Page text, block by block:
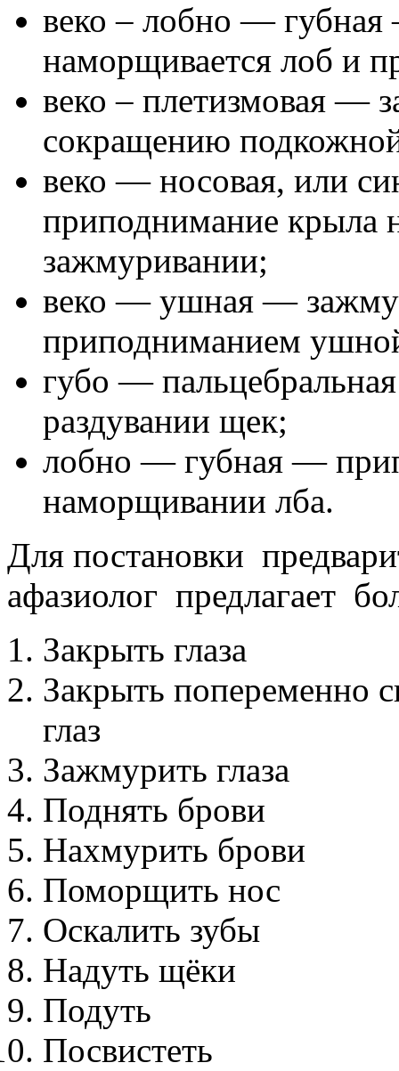
веко – лобно — губная
наморщивается лоб и
веко – плетизмовая —
сокращению
веко — носовая, или
приподнимание крыла
зажмуривании;
веко — ушная —
приподниманием
губо —
раздувании щек;
лобно — губная —
наморщивании лба.
Для постановки
афазиолог предлагает
Закрыть глаза
Закрыть попеременно
глаз
Зажмурить глаза
Поднять брови
Нахмурить брови
Поморщить нос
Оскалить зубы
Надуть щёки
Подуть
Посвистеть